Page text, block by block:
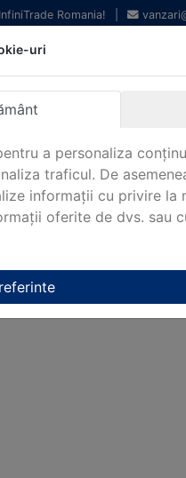
Romania!
Echipamente profesionale
pentru laborator.
Garantie Internationala.
Kern/Lentile obiectiv
uri
a personaliza
traficul. De
informații cu privire
oferite de dvs. sau